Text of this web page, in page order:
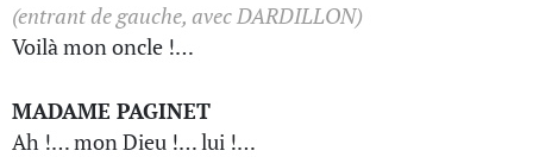
(entrant de gauche, avec DARDILLON)
Voilà mon oncle !…
MADAME PAGINET
Ah !… mon Dieu !… lui !…